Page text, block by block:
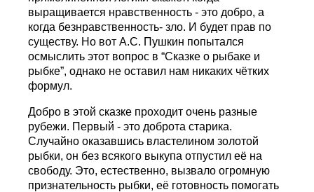
выращивается нравственность - это добро, а
когда безнравственность- зло. И будет прав по
существу. Но вот А.С. Пушкин попытался
осмыслить этот вопрос в “Сказке о рыбаке и
рыбке”, однако не оставил нам никаких чётких
формул.
Добро в этой сказке проходит очень разные
рубежи. Первый - это доброта старика.
Случайно оказавшись властелином золотой
рыбки, он без всякого выкупа отпустил её на
свободу. Это, естественно, вызвало огромную
признательность рыбки, её готовность помогать